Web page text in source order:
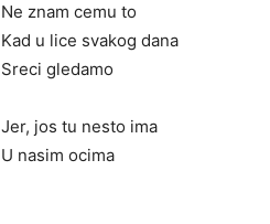
Ne znam cemu to
Kad u lice svakog dana
Sreci gledamo
Jer, jos tu nesto ima
U nasim ocima